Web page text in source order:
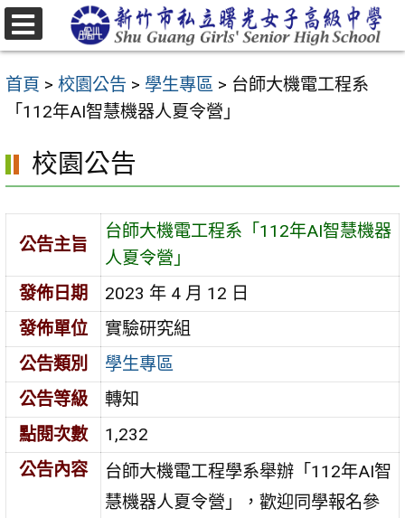
跳
至
要
區
首頁 > 校園公告 > 學生專區 > 台師大機電工程系
「112年AI智慧機器人夏令營」
校園公告
公告主旨
台師大機電工程系「112年AI智慧機器
人夏令營」
發佈日期
2023 年 4 月 12 日
發佈單位
實驗研究組
公告類別
學生專區
公告等級
轉知
點閱次數
1,232
公告內容
台師大機電工程學系舉辦「112年AI智
慧機器人夏令營」，歡迎同學報名參
選
單